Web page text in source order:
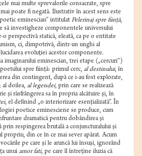
mai multe sprevalorile consacrate, spre
poate fi negată. Ilustrativ în acest sens este
eminescian” intitulat Pelerinaj spre fiinţă,
să investigheze componentele universului
perspectivă statică, eleată, ca pe o entitate
ci, dimpotrivă, dintr-un unghi al
evoluţiei acestor componente.
eminescian, trei etape („cercuri”)
spre fiinţă: primul cerc, al destinului, în
din contingent, după ce i-au fost explorate,
al doilea, al legendei, prin care se realizează
şi răsfrângerea sa în propria alcătuire şi, în
, el definind „o interiorizare esenţializată”. În
poetice eminesciene se produce, cum
dramatică pentru dobândirea şi
prin respingerea brutală a conjuncturalului şi
propriu, din ce în ce mai sever apărat. Acum
pe care şi le aruncă lui însuşi, ignorând
unui amor fati, pe care îl întreţine iluzia că